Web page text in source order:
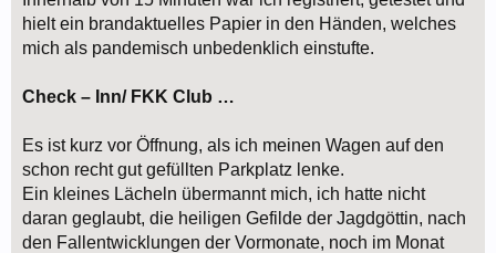
hielt ein brandaktuelles Papier in den Händen, welches
mich als pandemisch unbedenklich einstufte.
Check – Inn/ FKK Club …
Es ist kurz vor Öffnung, als ich meinen Wagen auf den
schon recht gut gefüllten Parkplatz lenke.
Ein kleines Lächeln übermannt mich, ich hatte nicht
daran geglaubt, die heiligen Gefilde der Jagdgöttin, nach
den Fallentwicklungen der Vormonate, noch im Monat